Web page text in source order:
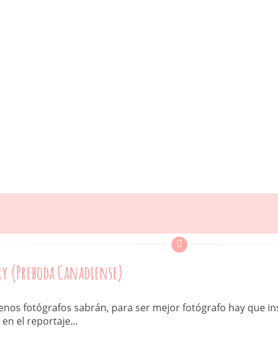
(Preboda Canadiense)
fotógrafos sabrán, para ser mejor fotógrafo hay que
el reportaje...